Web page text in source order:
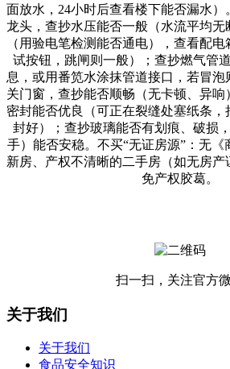
面放水，24小时后查看楼下能否漏水
龙头，查抄水压能否一般（水流平均无
（用验电笔检测能否通电），查看配
试按钮，跳闸则一般）；查抄燃气管
息，或用番笕水涂抹管道接口，若冒
关门窗，查抄能否顺畅（无卡顿、异
密封能否优良（可正在裂缝处塞纸条
封好）；查抄玻璃能否有划痕、破损
手）能否安稳。不买“无证房源”：无
新房、产权不清晰的二手房（如无房
免产权胶葛。
扫一扫，关注官方
关于我们
关于我们
食品安全知识